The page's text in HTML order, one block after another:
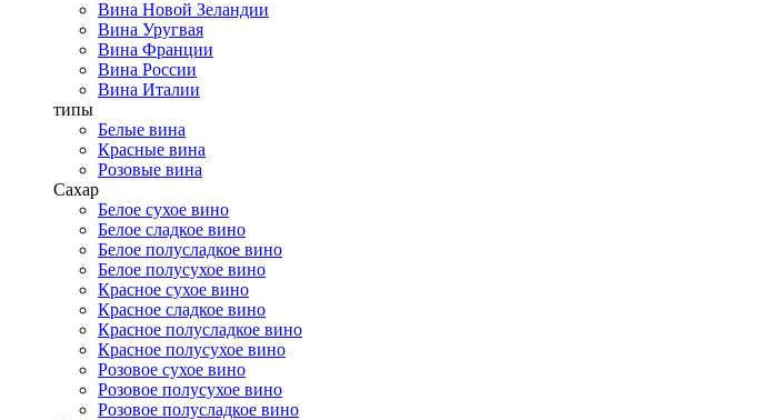
Вина Новой Зеландии
Вина Уругвая
Вина Франции
Вина России
Вина Италии
типы
Белые вина
Красные вина
Розовые вина
Сахар
Белое сухое вино
Белое сладкое вино
Белое полусладкое вино
Белое полусухое вино
Красное сухое вино
Красное сладкое вино
Красное полусладкое вино
Красное полусухое вино
Розовое сухое вино
Розовое полусухое вино
Розовое полусладкое вино